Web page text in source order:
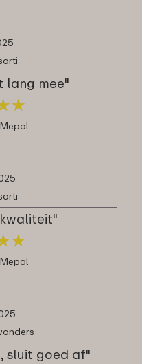
lang mee"
★
★
★
★
sluit goed af"